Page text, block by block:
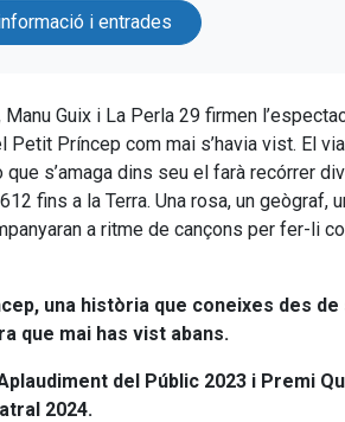
i entrades
Manu Guix i La Perla 29 firmen
Petit Príncep com mai s’havia vist. El
que s’amaga dins seu el farà recórrer
fins a la Terra. Una rosa, un geògraf,
a ritme de cançons per fer-li
una història que coneixes des
que mai has vist abans.
del Públic 2023 i Premi
2024.